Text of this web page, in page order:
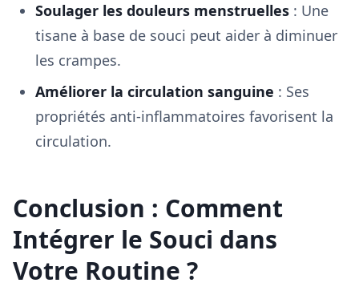
Soulager les douleurs menstruelles : Une
tisane à base de souci peut aider à diminuer
les crampes.
Améliorer la circulation sanguine : Ses
propriétés anti-inflammatoires favorisent la
circulation.
Conclusion : Comment
Intégrer le Souci dans
Votre Routine ?